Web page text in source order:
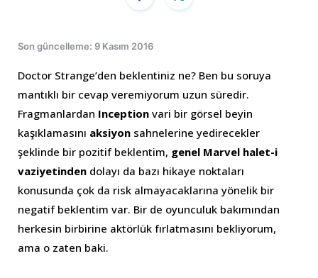
Son güncelleme: 9 Kasım 2016
Doctor Strange’den beklentiniz ne? Ben bu soruya
mantıklı bir cevap veremiyorum uzun süredir.
Fragmanlardan Inception vari bir görsel beyin
kaşıklamasını aksiyon sahnelerine yedirecekler
şeklinde bir pozitif beklentim, genel Marvel halet-i
vaziyetinden dolayı da bazı hikaye noktaları
konusunda çok da risk almayacaklarına yönelik bir
negatif beklentim var. Bir de oyunculuk bakımından
herkesin birbirine aktörlük fırlatmasını bekliyorum,
ama o zaten baki.